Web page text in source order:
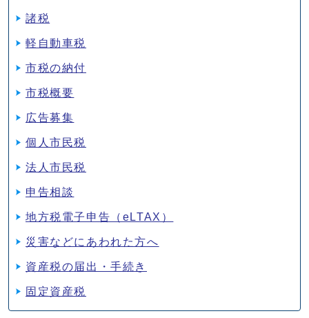
諸税
軽自動車税
市税の納付
市税概要
広告募集
個人市民税
法人市民税
申告相談
地方税電子申告（eLTAX）
災害などにあわれた方へ
資産税の届出・手続き
固定資産税